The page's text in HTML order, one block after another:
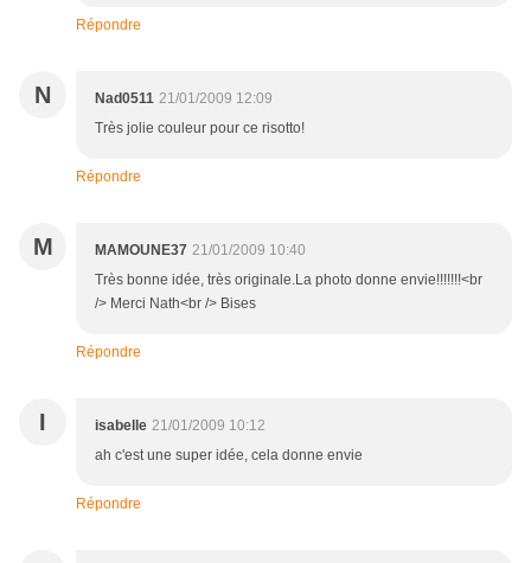
Répondre
N Nad0511 21/01/2009 12:09
Très jolie couleur pour ce risotto!
Répondre
M MAMOUNE37 21/01/2009 10:40
Très bonne idée, très originale.La photo donne envie!!!!!!!<br
/> Merci Nath<br /> Bises
Répondre
I isabelle 21/01/2009 10:12
ah c'est une super idée, cela donne envie
Répondre